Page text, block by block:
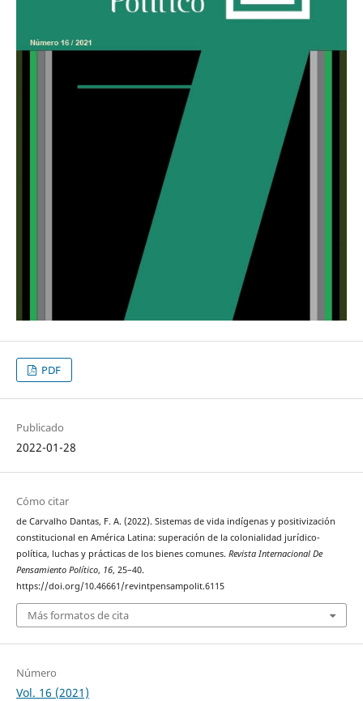
PDF
Publicado
2022-01-28
Cómo citar
de Carvalho Dantas, F. A. (2022). Sistemas de vida indígenas y positivización
constitucional en América Latina: superación de la colonialidad jurídico-
política, luchas y prácticas de los bienes comunes. Revista Internacional De
Pensamiento Político, 16, 25–40.
https://doi.org/10.46661/revintpensampolit.6115
Más formatos de cita
Número
Vol. 16 (2021)